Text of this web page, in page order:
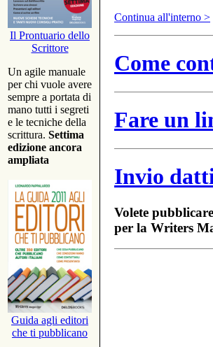
Il Prontuario dello
Scrittore
Un agile manuale
per chi vuole avere
sempre a portata di
mano tutti i segreti
e le tecniche della
scrittura. Settima
edizione ancora
ampliata
Guida agli editori
che ti pubblicano
Continua all'interno >
Come
Fare un
Invio
Volete
per la Writers